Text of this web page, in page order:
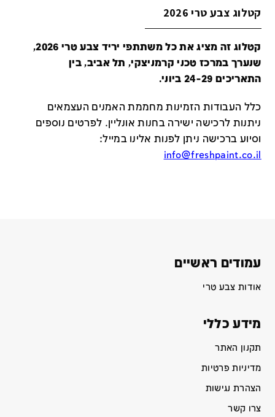
קטלוג צבע טרי 2026
קטלוג זה מציג את כל משתתפי יריד צבע טרי 2026,
שנערך במרכז טכני קרמניצקי, תל אביב, בין
התאריכים 24-29 ביוני.
כלל העבודות הזמינות מחממת האמנים העצמאים
ניתנות לרכישה ישירה בחנות אונליין. לפרטים נוספים
וסיוע ברכישה ניתן לפנות אלינו במייל:
info@freshpaint.co.il
עמודים ראשיים
אודות צבע טרי
מידע כללי
תקנון האתר
מדיניות פרטיות
הצהרת נגישות
צרו קשר